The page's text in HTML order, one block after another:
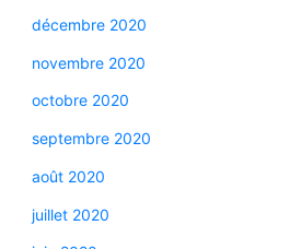
décembre 2020
novembre 2020
octobre 2020
septembre 2020
août 2020
juillet 2020